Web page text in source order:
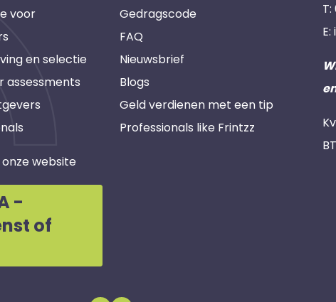
voor
en selectie
assessments
website
-
of
Gedragscode
FAQ
Nieuwsbrief
Blogs
Geld verdienen met een tip
Professionals like Frintzz
T:
E: